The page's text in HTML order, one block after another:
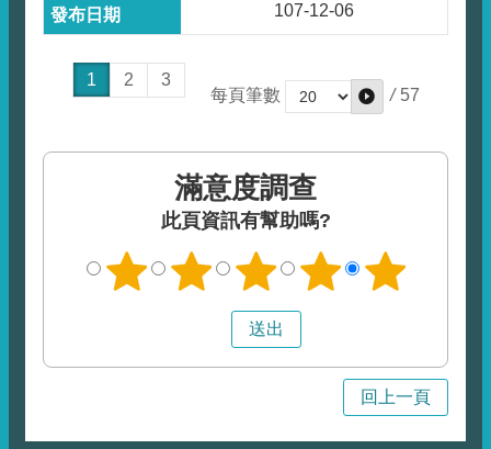
107-12-06
1 2
3
每頁筆數
/ 57
滿意度調查
此頁資訊有幫助嗎?
回上一頁